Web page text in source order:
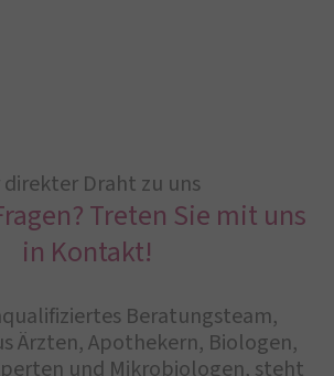
direkter Draht zu uns
Treten Sie mit uns
in Kontakt!
Beratungsteam,
Ärzten, Apothekern, Biologen,
und Mikrobiologen, steht